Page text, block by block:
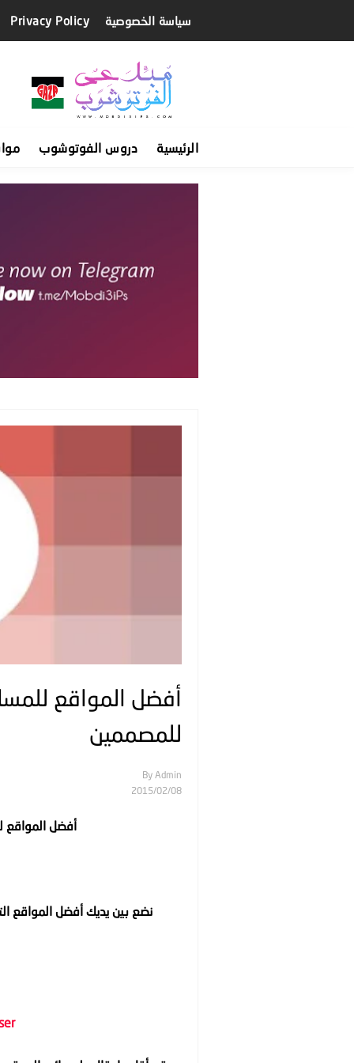
سياسة الخصوصية Privacy Policy
الرئيسية دروس الفوتوشوب
أفضل المواقع
للمصممين
By Admin
08‏/02‏/2015
أفضل المواقع
نضع بين يديك أفضل المواقع